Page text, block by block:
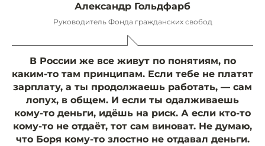
Александр Гольдфарб
Руководитель Фонда гражданских свобод
В России же все живут по понятиям, по
каким-то там принципам. Если тебе не платят
зарплату, а ты продолжаешь работать, — сам
лопух, в общем. И если ты одалживаешь
кому-то деньги, идёшь на риск. А если кто-то
кому-то не отдаёт, тот сам виноват. Не думаю,
что Боря кому-то злостно не отдавал деньги.